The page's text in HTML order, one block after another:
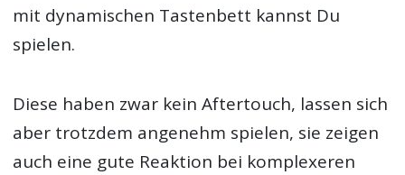
mit dynamischen Tastenbett kannst Du
spielen.
Diese haben zwar kein Aftertouch, lassen sich
aber trotzdem angenehm spielen, sie zeigen
auch eine gute Reaktion bei komplexeren